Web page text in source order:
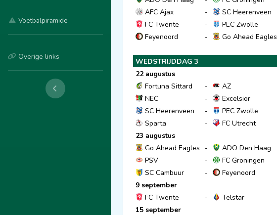
Voetbalpiramide
Overige links
AFC Ajax
-
SC Heerenveen
FC Twente
-
PEC Zwolle
Feyenoord
- Go Ahead Eagles
WEDSTRIJDDAG 3
22 augustus
Fortuna Sittard
-
AZ
NEC
-
Excelsior
SC Heerenveen
-
PEC Zwolle
Sparta
-
FC Utrecht
23 augustus
Go Ahead Eagles
-
ADO Den Haag
PSV
-
FC Groningen
SC Cambuur
-
Feyenoord
9 september
FC Twente
-
Telstar
15 september